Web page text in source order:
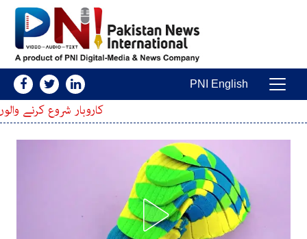
Main Navigation
PNI English
کاروبار شروع کرنے والوں کیلئے بڑی